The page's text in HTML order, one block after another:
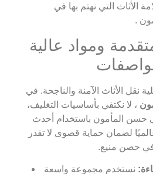
الأثاث التي نهتم بها في
.
ومواد عالية
نقل الأثاث الآمنة والناجحة. في
، لا نكتفي بأساسيات التغليف،
حسن المأمون باستخدام أحدث
لضمان حماية قصوى لا تقدر
في حصن منيع.
نستخدم مجموعة واسعة